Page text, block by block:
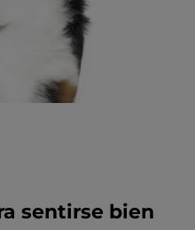
sentirse bien